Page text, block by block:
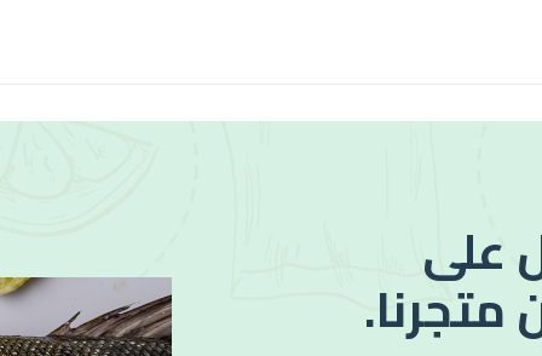
على
متجرنا.